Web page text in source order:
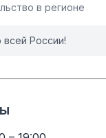
в регионе
России!